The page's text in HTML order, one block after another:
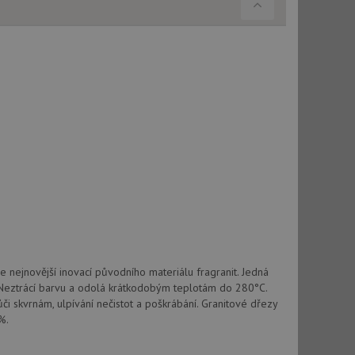
inovací původního materiálu fragranit. Jedná
barvu a odolá krátkodobým teplotám do 280°C.
skvrnám, ulpívání nečistot a poškrábání. Granitové dřezy
požadavku
a
relace.
Zaznamenává
ochrany
že jejich